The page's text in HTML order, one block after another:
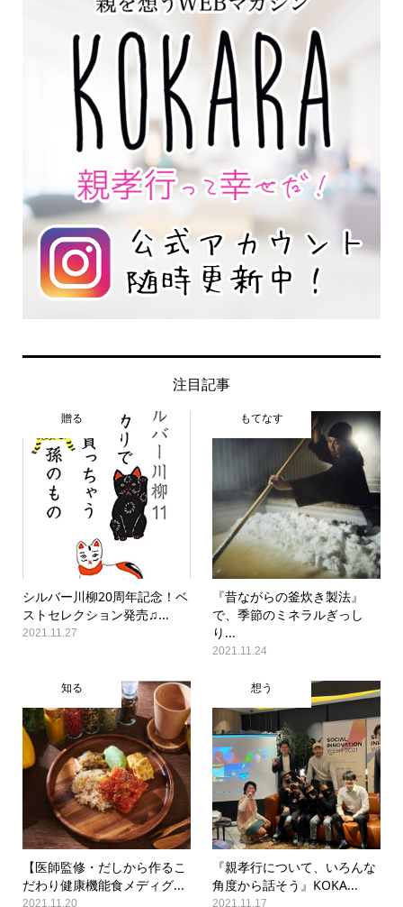
注目記事
贈る
シルバー川柳20周年記念！ベ
ストセレクション発売♫...
2021.11.27
もてなす
『昔ながらの釜炊き製法』
で、季節のミネラルぎっし
り...
2021.11.24
知る
【医師監修・だしから作るこ
だわり健康機能食メディグ...
2021.11.20
想う
『親孝行について、いろんな
角度から話そう』KOKA...
2021.11.17